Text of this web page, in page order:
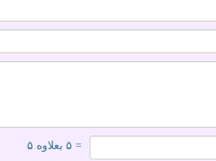
= ۵ بعلاوه ۵